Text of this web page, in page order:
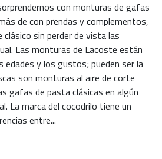
con monturas de gafas
de con prendas y complementos,
clásico sin perder de vista las
Las monturas de Lacoste están
edades y los gustos; pueden ser la
son monturas al aire de corte
gafas de pasta clásicas en algún
La marca del cocodrilo tiene un
entre...